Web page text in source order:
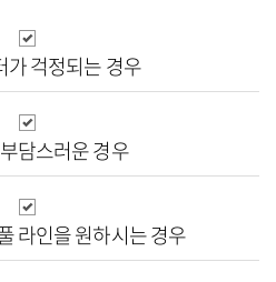
가걱정되는 경우
부담스러운 경우
라인을 원하시는 경우